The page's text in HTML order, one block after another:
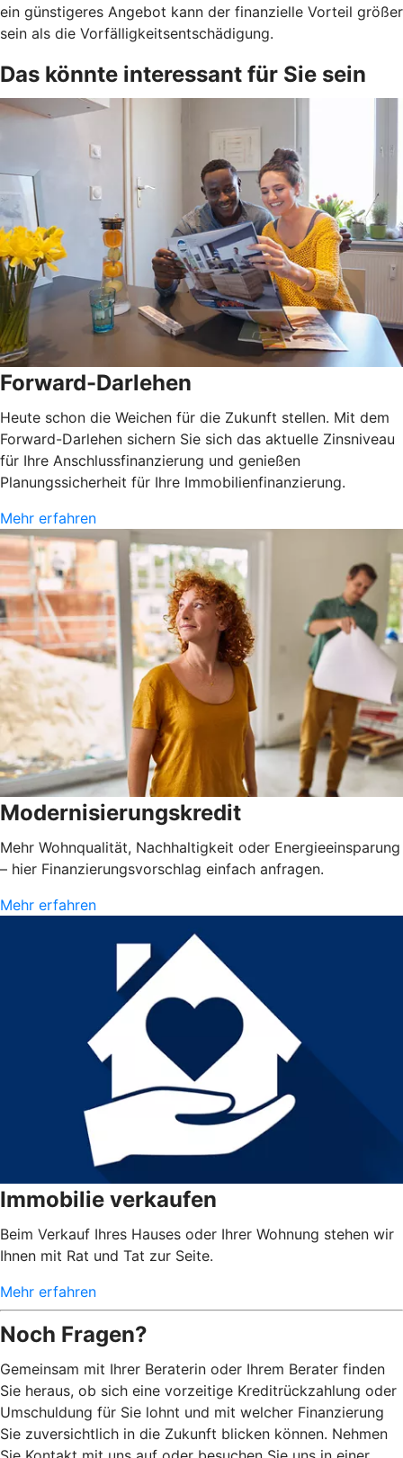
ein günstigeres Angebot kann der finanzielle Vorteil größer
sein als die Vorfälligkeitsentschädigung.
Das könnte interessant für Sie sein
Forward-Darlehen
Heute schon die Weichen für die Zukunft stellen. Mit dem
Forward-Darlehen sichern Sie sich das aktuelle Zinsniveau
für Ihre Anschlussfinanzierung und genießen
Planungssicherheit für Ihre Immobilienfinanzierung.
Mehr erfahren
Modernisierungskredit
Mehr Wohnqualität, Nachhaltigkeit oder Energieeinsparung
– hier Finanzierungsvorschlag einfach anfragen.
Mehr erfahren
Immobilie verkaufen
Beim Verkauf Ihres Hauses oder Ihrer Wohnung stehen wir
Ihnen mit Rat und Tat zur Seite.
Mehr erfahren
Noch Fragen?
Gemeinsam mit Ihrer Beraterin oder Ihrem Berater finden
Sie heraus, ob sich eine vorzeitige Kreditrückzahlung oder
Umschuldung für Sie lohnt und mit welcher Finanzierung
Sie zuversichtlich in die Zukunft blicken können. Nehmen